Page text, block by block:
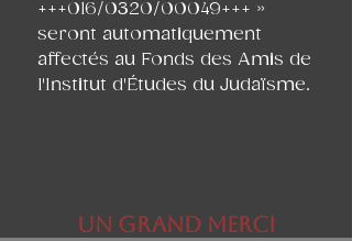
Un grand merci
+++016/0320/00049+++ »
seront automatiquement
affectés au Fonds des Amis de
l'Institut d'Études du Judaïsme.